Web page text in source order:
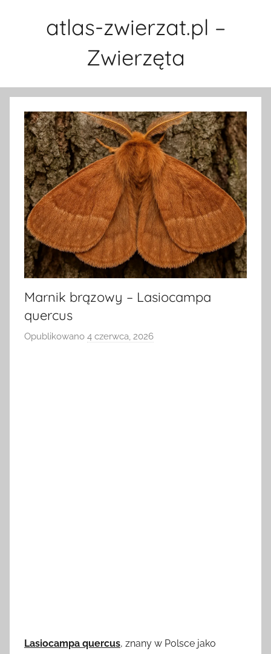
atlas-zwierzat.pl –
Zwierzęta
Marnik brązowy – Lasiocampa
quercus
Opublikowano 4 czerwca, 2026
Lasiocampa quercus, znany w Polsce jako